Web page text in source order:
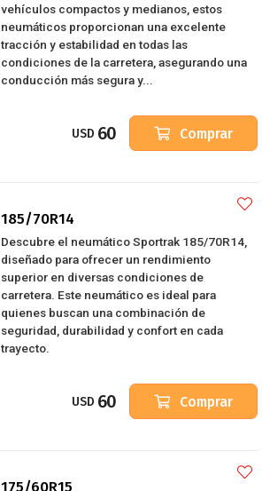
vehículos compactos y medianos, estos
neumáticos proporcionan una excelente
tracción y estabilidad en todas las
condiciones de la carretera, asegurando una
conducción más segura y...
USD 60 Comprar
185/70R14
Descubre el neumático Sportrak 185/70R14,
diseñado para ofrecer un rendimiento
superior en diversas condiciones de
carretera. Este neumático es ideal para
quienes buscan una combinación de
seguridad, durabilidad y confort en cada
trayecto.
USD 60 Comprar
175/60R15